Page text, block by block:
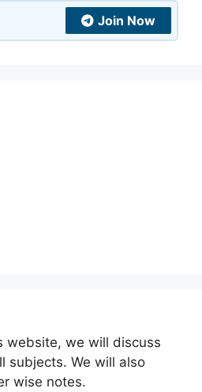
Join Now
website, we will discuss
subjects. We will also
wise notes.